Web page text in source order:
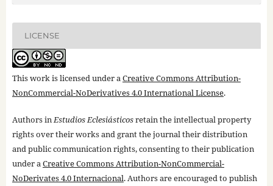
LICENSE
This work is licensed under aCreative Commons Attribution-
NonCommercial-NoDerivatives 4.0 International License.
Authors inEstudios Eclesiásticosretain the intellectual property
rights over their works and grant the journal their distribution
and public communication rights, consenting to their publication
under aCreative Commons Attribution-NonCommercial-
NoDerivates 4.0 Internacional. Authors are encouraged to publish